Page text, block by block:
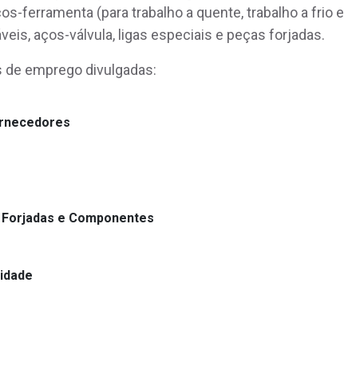
ferramenta (para trabalho a quente, trabalho a frio e
aços-válvula, ligas especiais e peças forjadas.
emprego divulgadas:
e Componentes